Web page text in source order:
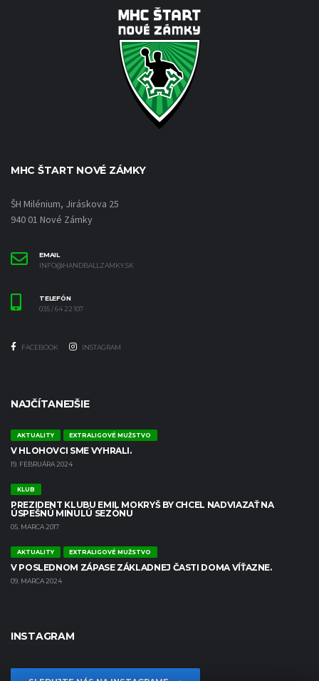
MHC ŠTART NOVÉ ZÁMKY
ŠH Milénium, Jiráskova 25
940 01 Nové Zámky
EMAIL
INFO@HANDBALLZAMKY.SK
TELEFÓN
035 / 64 22 107
FACEBOOK INSTAGRAM
NAJČÍTANEJŠIE
AKTUALITY EXTRALIGOVÉ MUŽSTVO
V HLOHOVCI SME VYHRALI.
19. FEBRUÁRA 2024
KLUB
PREZIDENT KLUBU EMIL MOKRYŠ BY CHCEL NADVIAZAŤ NA
ÚSPEŠNÚ MINULÚ SEZÓNU
05. MARCA 2017
AKTUALITY EXTRALIGOVÉ MUŽSTVO
V POSLEDNOM ZÁPASE ZÁKLADNEJ ČASTI DOMA VÍŤAZNE.
09. MARCA 2024
INSTAGRAM